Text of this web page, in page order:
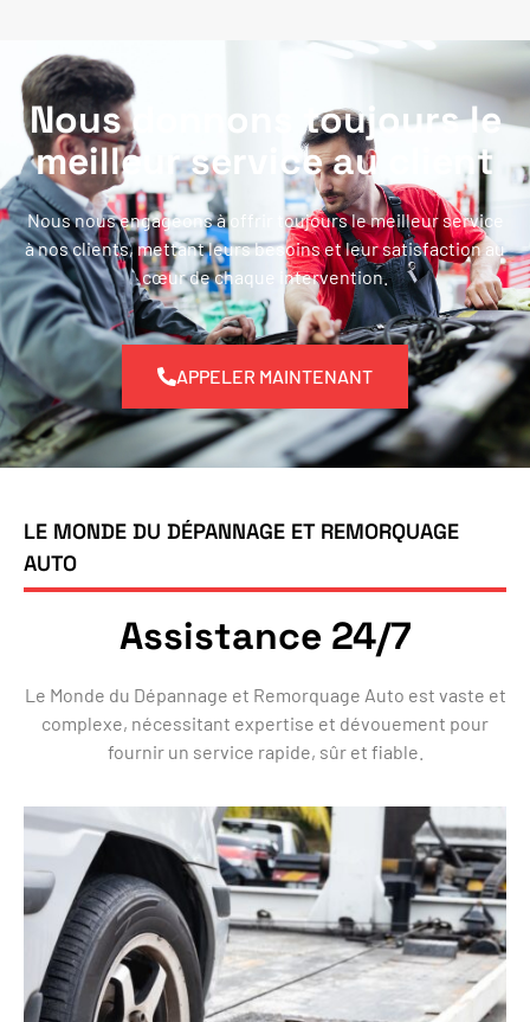
Nous donnons toujours le
meilleur service au client
Nous nous engageons à offrir toujours le meilleur service
à nos clients, mettant leurs besoins et leur satisfaction au
cœur de chaque intervention.
APPELER MAINTENANT
LE MONDE DU DÉPANNAGE ET REMORQUAGE
AUTO
Assistance 24/7
Le Monde du Dépannage et Remorquage Auto est vaste et
complexe, nécessitant expertise et dévouement pour
fournir un service rapide, sûr et fiable.